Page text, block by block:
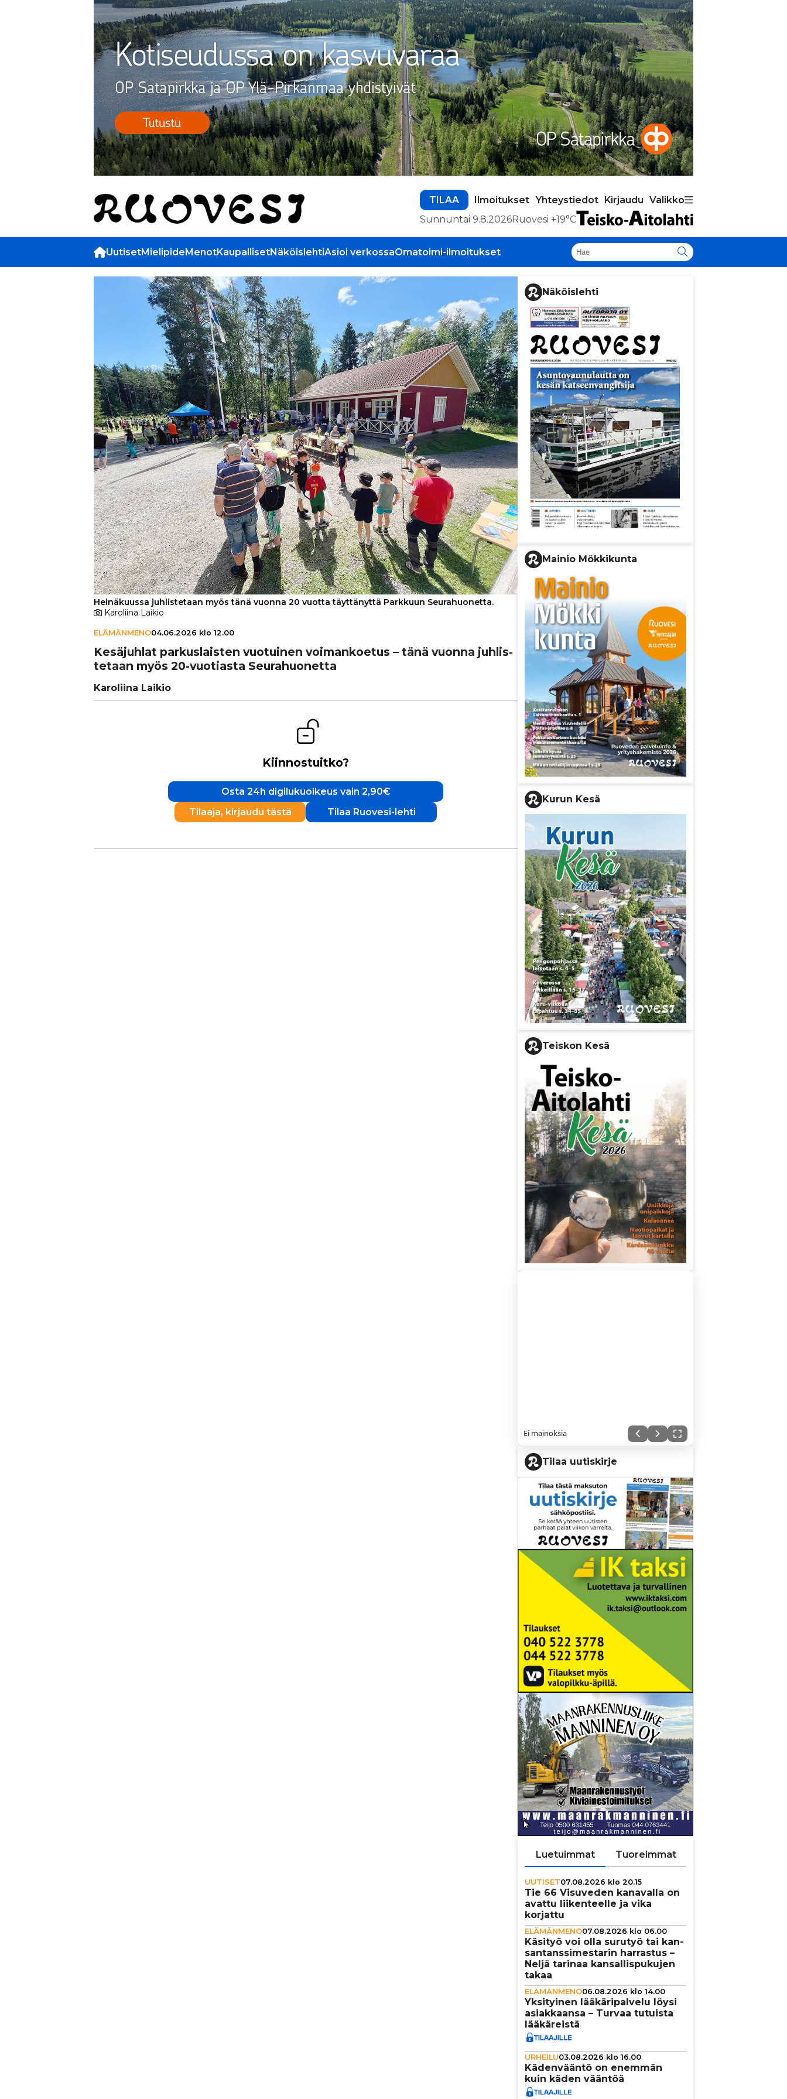
TILAA Ilmoitukset Yhteystiedot Kirjaudu Valikko
Sunnuntai 9.8.2026Ruovesi +19°C
UutisetMielipideMenotKaupallisetNäköislehtiAsioi verkossaOmatoimi-ilmoitukset
Heinäkuussa juhlistetaan myös tänä vuonna 20 vuotta täyttänyttä Parkkuun Seurahuonetta.
Karoliina Laikio
ELÄMÄNMENO04.06.2026 klo 12.00
Kesä­juh­lat par­kus­lais­ten vuotuinen voi­man­ko­e­tus – tänä vuonna juh­lis­
te­taan myös 20-vuotiasta Seu­ra­huo­netta
Karoliina Laikio
Kiinnostuitko?
Osta 24h digilukuoikeus vain 2,90€
Tilaaja, kirjaudu tästä
Tilaa Ruovesi-lehti
Näköislehti
Mainio Mökkikunta
Kurun Kesä
Teiskon Kesä
Ei mainoksia
Tilaa uutiskirje
Luetuimmat Tuoreimmat
UUTISET07.08.2026 klo 20.15
Tie 66 Visuveden kanavalla on
avattu lii­ken­teelle ja vika
korjattu
ELÄMÄNMENO07.08.2026 klo 06.00
Käsityö voi olla surutyö tai kan­
san­tans­si­mes­ta­rin harrastus –
Neljä tarinaa kan­sal­lis­pu­ku­jen
takaa
ELÄMÄNMENO06.08.2026 klo 14.00
Yksi­tyi­nen lää­kä­ri­pal­velu löysi
asi­ak­kaansa – Turvaa tutuista
lää­kä­reistä
URHEILU03.08.2026 klo 16.00
Käden­vääntö on enemmän
kuin käden vääntöä